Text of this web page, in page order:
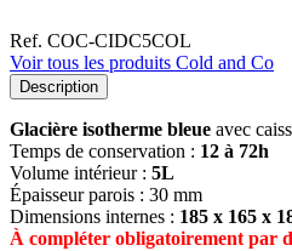
Ref. COC-CIDC5COL
Voir tous les produits Cold and Co
Description
Glacière isotherme bleue avec
Temps de conservation : 12 à 72h
Volume intérieur : 5L
Épaisseur parois : 30 mm
Dimensions internes : 185 x 165 x
À compléter obligatoirement par